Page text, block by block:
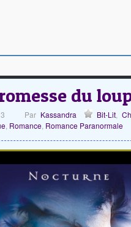
du
Par Kassandra Bit-Lit,
Romance Romance Paranormale